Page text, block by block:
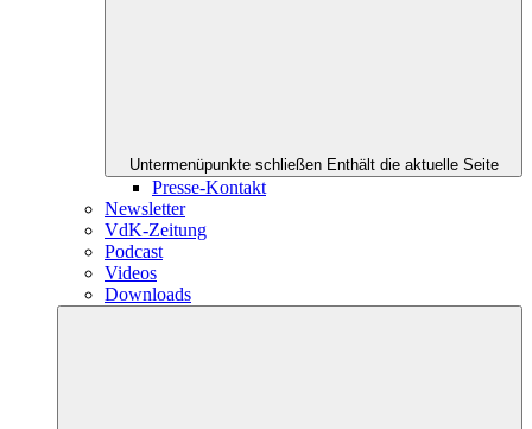
Untermenüpunkte schließen Enthält die aktuelle Seite
Presse-Kontakt
Newsletter
VdK-Zeitung
Podcast
Videos
Downloads